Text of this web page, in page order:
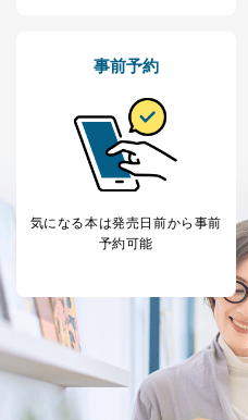
当社カスタマーQ＆
Aサービス利用者
ｅメ
サイ
ｅメ
ス、
個人情報
当社の従業者の個
人事
6
企業）からの委託
により当社の
定期購読サービス
等をご利用の方の
個人情報
購入
提携
た商
ル等
サー
に関
当社
事前予約
気になる本は発売日前から事前
予約可能